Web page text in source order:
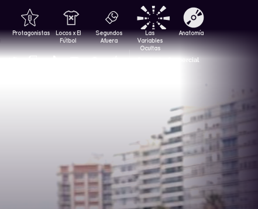
Protagonistas
Locos x El
Fútbol
Segundos
Afuera
Las
Variables
Ocultas
Anatomía
Contacto Comercial